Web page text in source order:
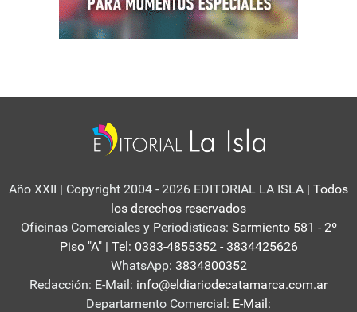
Año XXII | Copyright 2004 - 2026 EDITORIAL LA ISLA | Todos
los derechos reservados
Oficinas Comerciales y Periodisticas: Sarmiento 581 - 2º
Piso "A" | Tel: 0383-4855352 - 3834425626
WhatsApp: 3834800352
Redacción: E-Mail: info@eldiariodecatamarca.com.ar
Departamento Comercial: E-Mail: